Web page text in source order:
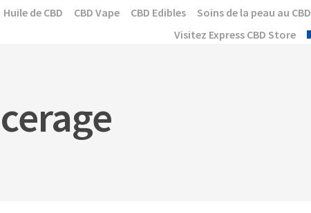
Huile de CBD CBD Vape CBD Edibles Soins de la peau au CBD
Visitez Express CBD Store